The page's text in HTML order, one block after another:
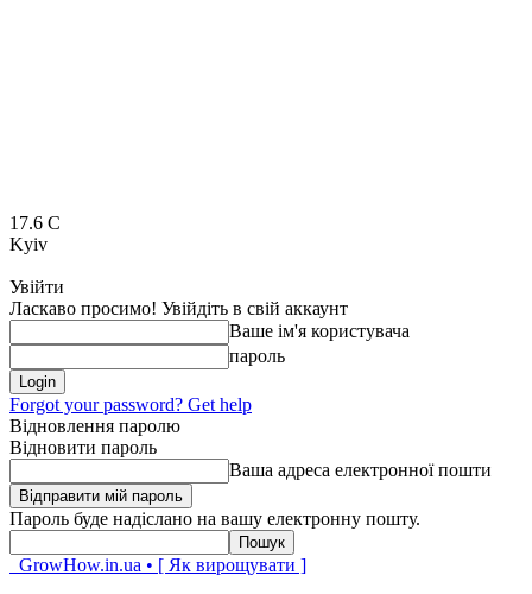
17.6 C
Kyiv
Увійти
Ласкаво просимо! Увійдіть в свій аккаунт
Ваше ім'я користувача
пароль
Forgot your password? Get help
Відновлення паролю
Відновити пароль
Ваша адреса електронної пошти
Пароль буде надіслано на вашу електронну пошту.
GrowHow.in.ua • [ Як вирощувати ]